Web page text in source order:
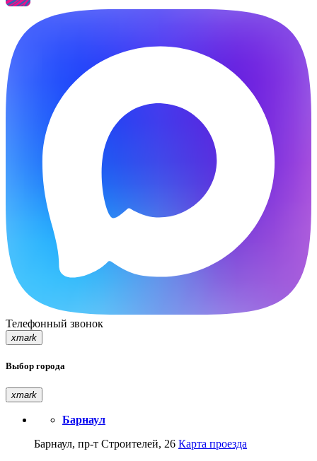
Телефонный звонок
xmark
Выбор города
xmark
Барнаул
Барнаул, пр-т Строителей, 26 Карта проезда